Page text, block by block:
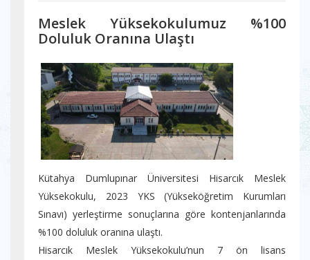
Meslek Yüksekokulumuz %100
Doluluk Oranına Ulaştı
Kütahya Dumlupınar Üniversitesi Hisarcık Meslek
Yüksekokulu, 2023 YKS (Yükseköğretim Kurumları
Sınavı) yerleştirme sonuçlarına göre kontenjanlarında
%100 doluluk oranına ulaştı.
Hisarcık Meslek Yüksekokulu’nun 7 ön lisans